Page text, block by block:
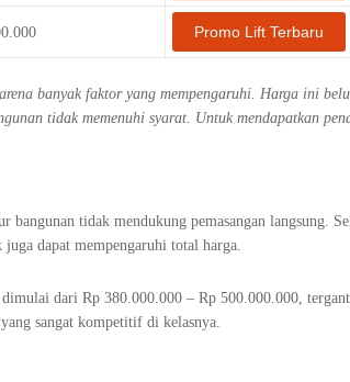
Promo Lift Terbaru
banyak faktor yang mempengaruhi. Harga ini
tidak memenuhi syarat. Untuk mendapatkan
tidak mendukung pemasangan langsung.
dapat mempengaruhi total harga.
dari Rp 380.000.000 – Rp 500.000.000,
sangat kompetitif di kelasnya.